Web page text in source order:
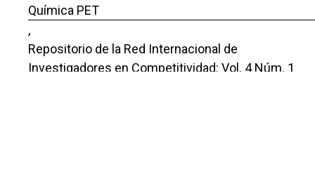
Química PET
,
Repositorio de la Red Internacional de
Investigadores en Competitividad: Vol. 4 Núm. 1